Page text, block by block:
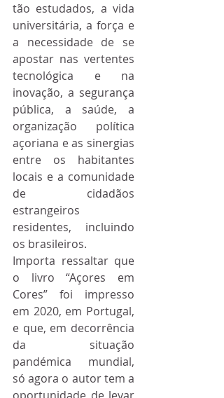
tão estudados, a vida
universitária, a força e
a necessidade de se
apostar nas vertentes
tecnológica e na
inovação, a segurança
pública, a saúde, a
organização política
açoriana e as sinergias
entre os habitantes
locais e a comunidade
de cidadãos
estrangeiros
residentes, incluindo
os brasileiros.
Importa ressaltar que
o livro “Açores em
Cores” foi impresso
em 2020, em Portugal,
e que, em decorrência
da situação
pandémica mundial,
só agora o autor tem a